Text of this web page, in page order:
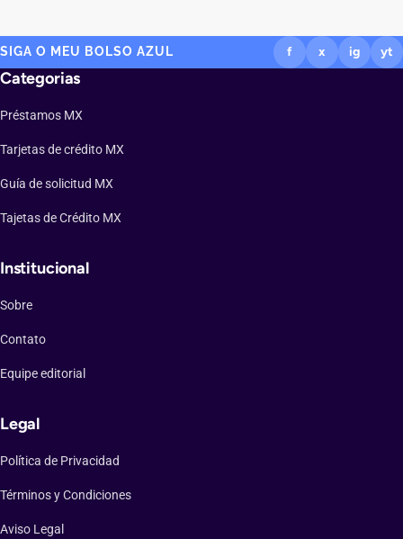
SIGA O MEU BOLSO AZUL f x ig yt
Categorias
Préstamos MX
Tarjetas de crédito MX
Guía de solicitud MX
Tajetas de Crédito MX
Institucional
Sobre
Contato
Equipe editorial
Legal
Política de Privacidad
Términos y Condiciones
Aviso Legal